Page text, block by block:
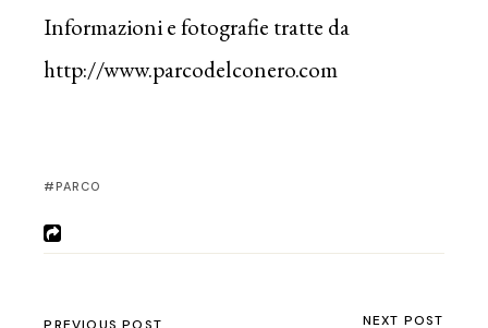
Informazioni e fotografie tratte da
http://www.parcodelconero.com
PARCO
PREVIOUS POST NEXT POST